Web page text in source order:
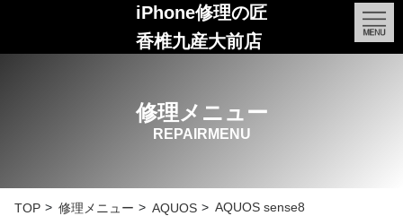
iPhone修理の匠
香椎九産大前店
修理メニュー
REPAIRMENU
TOP 修理メニュー AQUOS AQUOS sense8